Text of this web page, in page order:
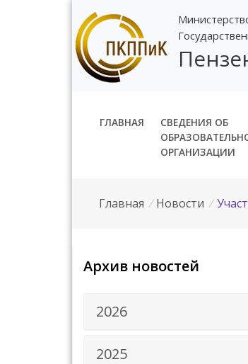
ГЛАВНАЯ
СВЕДЕНИЯ ОБ
ОРГАНИЗАЦИИ
Главная / Новости /
Архив новостей
2026
2025